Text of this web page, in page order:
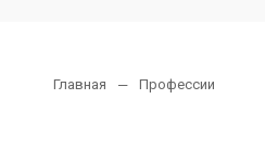
Главная Профессии